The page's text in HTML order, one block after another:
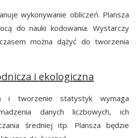
wykonywanie obliczeń. Plansza
do nauki kodowania. Wystarczy
można dążyć do tworzenia
i ekologiczna
i tworzenie statystyk wymaga
danych liczbowych, ich
średniej itp. Plansza będzie